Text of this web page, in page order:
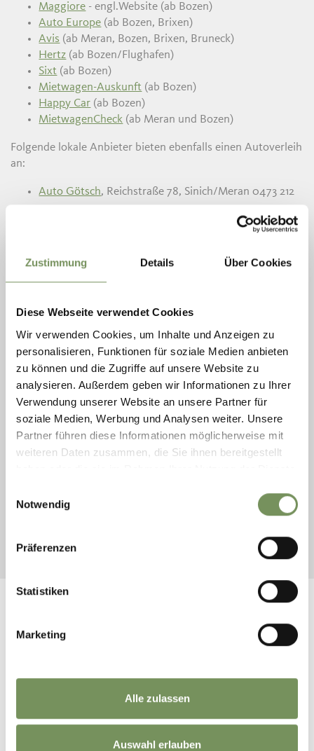
Zustimmung Details Über Cookies
Diese Webseite verwendet Cookies
Wir verwenden Cookies, um Inhalte und Anzeigen zu
personalisieren, Funktionen für soziale Medien anbieten
zu können und die Zugriffe auf unsere Website zu
analysieren. Außerdem geben wir Informationen zu Ihrer
Verwendung unserer Website an unsere Partner für
soziale Medien, Werbung und Analysen weiter. Unsere
Partner führen diese Informationen möglicherweise mit
weiteren Daten zusammen, die Sie ihnen bereitgestellt
Notwendig
Präferenzen
Statistiken
Marketing
Alle zulassen
Auswahl erlauben
Maggiore - engl.Website (ab Bozen)
Auto Europe (ab Bozen, Brixen)
Avis (ab Meran, Bozen, Brixen, Bruneck)
Hertz (ab Bozen/Flughafen)
Sixt (ab Bozen)
Mietwagen-Auskunft (ab Bozen)
Happy Car (ab Bozen)
MietwagenCheck (ab Meran und Bozen)
Folgende lokale Anbieter bieten ebenfalls einen Autoverleih
an:
Auto Götsch, Reichstraße 78, Sinich/Meran 0473 212
219
, Max-Valier-Straße 7, Meran 0473 273 300
Tipp:Achte von November bis April auf entsprechende
Winterbereifung und führe Schneeketten mit.
Die AppShuttle Finderermöglicht es, schnell und
unkompliziert einen Shuttle in ganz Südtirol zu finden.
Carsharing
Durch eine Kooperation mit der Deutschen Bahn (Flinkster)
und somit auch mit all deren Partnern, können all jene, die
bereits bei einem dieser Carsharing-Anbieter registriert
sind, die Carsharing-Fahrzeuge in Südtirol nutzen und
autonom buchen. Neueinschreibungen können nach
Terminvereinbarung in einem Car Sharing Infopoint getätigt
unter
WAR DER INHALT FÜR DICH HILFREICH?